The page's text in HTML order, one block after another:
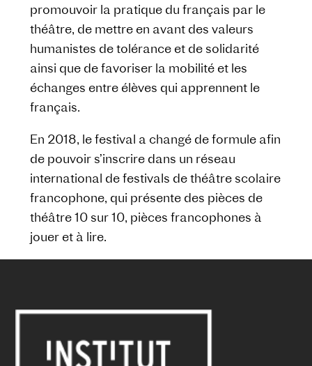
promouvoir la pratique du français par le
théâtre, de mettre en avant des valeurs
humanistes de tolérance et de solidarité
ainsi que de favoriser la mobilité et les
échanges entre élèves qui apprennent le
français.
En 2018, le festival a changé de formule afin
de pouvoir s’inscrire dans un réseau
international de festivals de théâtre scolaire
francophone, qui présente des pièces de
théâtre 10 sur 10, pièces francophones à
jouer et à lire.